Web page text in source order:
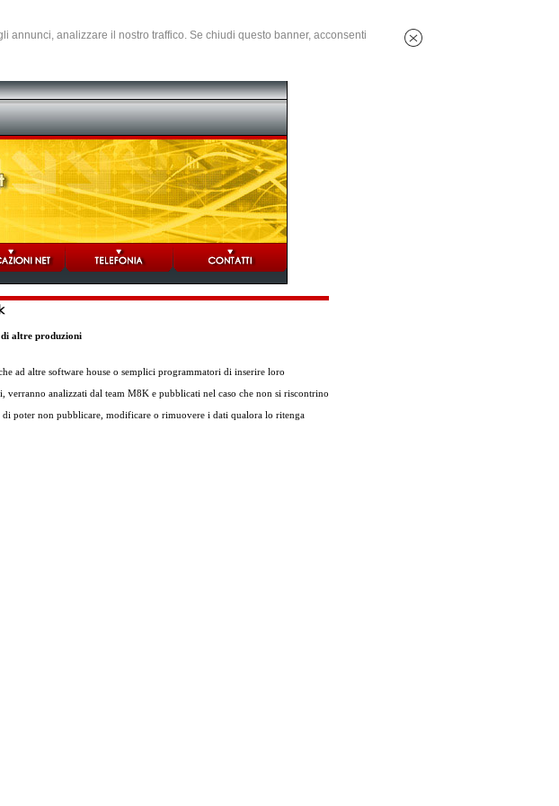
annunci, analizzare il nostro traffico. Se chiudi questo banner, acconsenti
di altre produzioni
ad altre software house o semplici programmatori di inserire loro
verranno analizzati dal team M8K e pubblicati nel caso che non si riscontrino
poter non pubblicare, modificare o rimuovere i dati qualora lo ritenga